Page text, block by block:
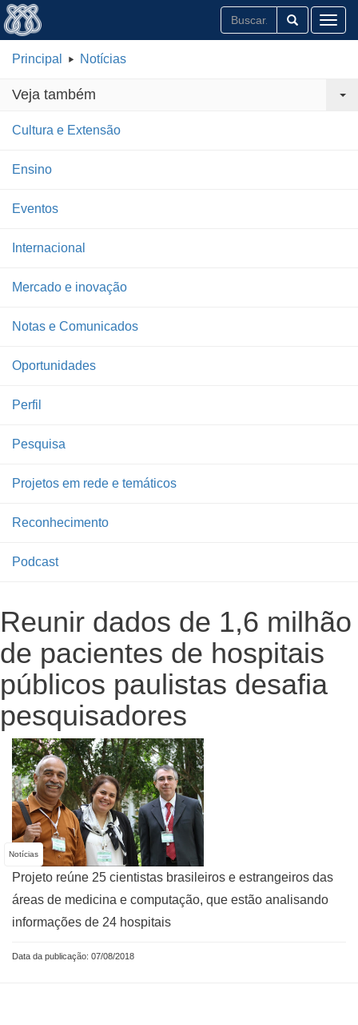
Principal Notícias
Veja também
Cultura e Extensão
Ensino
Eventos
Internacional
Mercado e inovação
Notas e Comunicados
Oportunidades
Perfil
Pesquisa
Projetos em rede e temáticos
Reconhecimento
Podcast
Reunir dados de 1,6 milhão
de pacientes de hospitais
públicos paulistas desafia
pesquisadores
Notícias
Projeto reúne 25 cientistas brasileiros e estrangeiros das
áreas de medicina e computação, que estão analisando
informações de 24 hospitais
Data da publicação: 07/08/2018